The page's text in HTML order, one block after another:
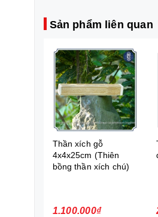
Sản phẩm liên quan
Thần xích gỗ
4x4x25cm (Thiên
bồng thần xích chú)
1.100.000₫